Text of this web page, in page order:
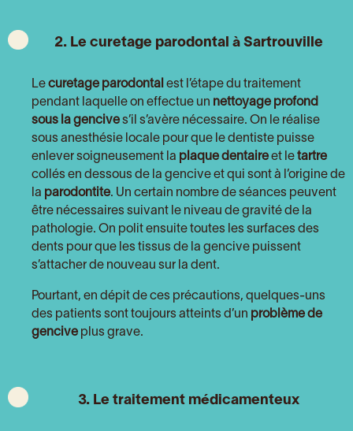
2. Le curetage parodontal à Sartrouville
Le curetage parodontal est l’étape du traitement
pendant laquelle on effectue un nettoyage profond
sous la gencive s’il s’avère nécessaire. On le réalise
sous anesthésie locale pour que le dentiste puisse
enlever soigneusement la plaque dentaire et le tartre
collés en dessous de la gencive et qui sont à l’origine de
la parodontite. Un certain nombre de séances peuvent
être nécessaires suivant le niveau de gravité de la
pathologie. On polit ensuite toutes les surfaces des
dents pour que les tissus de la gencive puissent
s’attacher de nouveau sur la dent.
Pourtant, en dépit de ces précautions, quelques-uns
des patients sont toujours atteints d’un problème de
gencive plus grave.
3. Le traitement médicamenteux